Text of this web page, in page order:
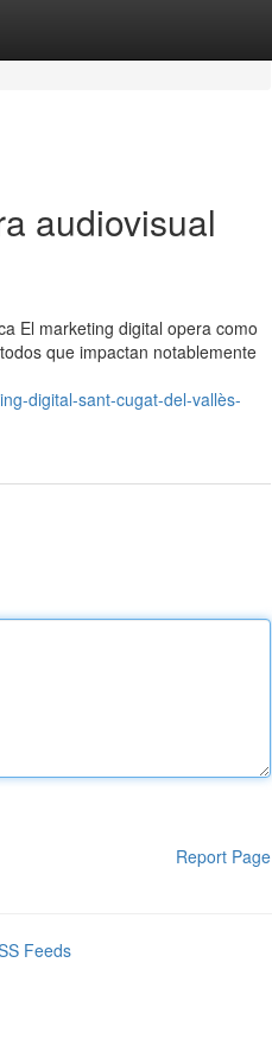
audiovisual
El marketing digital opera como
que impactan notablemente
digital-sant-cugat-del-vallès-
Report Page
Feeds